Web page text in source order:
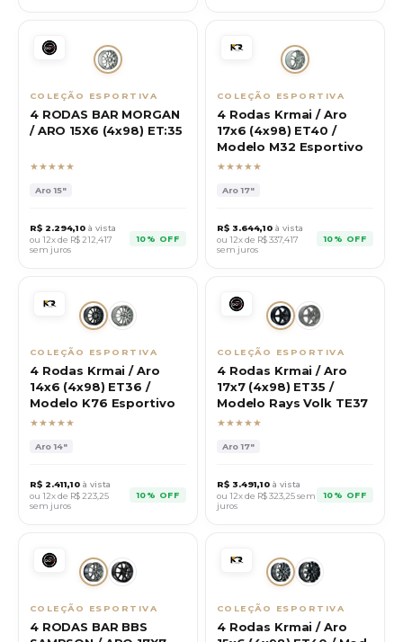
COLEÇÃO ESPORTIVA
4 RODAS BAR MORGAN
/ ARO 15X6 (4x98) ET:35
★★★★★
Aro15"
R$ 2.294,10 à vista
ou 12x de R$212,417
sem juros
10% OFF
COLEÇÃO ESPORTIVA
4 Rodas Krmai / Aro
17x6 (4x98) ET40 /
Modelo M32 Esportivo
★★★★★
Aro17"
R$ 3.644,10 à vista
ou 12x de R$337,417
sem juros
10% OFF
COLEÇÃO ESPORTIVA
4 Rodas Krmai / Aro
14x6 (4x98) ET36 /
Modelo K76 Esportivo
★★★★★
Aro14"
R$ 2.411,10 à vista
ou 12x de R$ 223,25
sem juros
10% OFF
COLEÇÃO ESPORTIVA
4 Rodas Krmai / Aro
17x7 (4x98) ET35 /
Modelo Rays Volk TE37
★★★★★
Aro17"
R$ 3.491,10 à vista
ou 12x de R$323,25sem
juros
10% OFF
COLEÇÃO ESPORTIVA
4 RODAS BAR BBS
COLEÇÃO ESPORTIVA
4 Rodas Krmai / Aro